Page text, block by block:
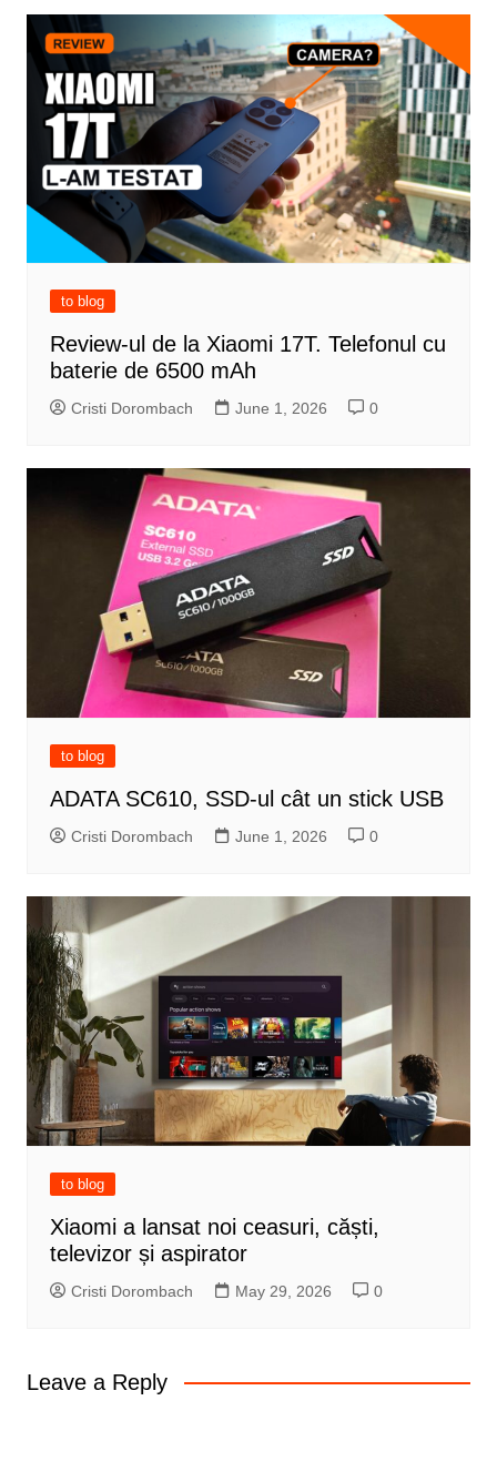
to blog
Review-ul de la Xiaomi 17T. Telefonul cu
baterie de 6500 mAh
Cristi Dorombach June 1, 2026 0
to blog
ADATA SC610, SSD-ul cât un stick USB
Cristi Dorombach June 1, 2026 0
to blog
Xiaomi a lansat noi ceasuri, căști,
televizor și aspirator
Cristi Dorombach May 29, 2026 0
Leave a Reply